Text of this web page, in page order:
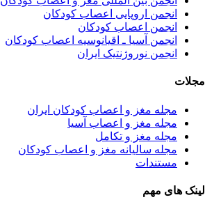
انجمن اروپایی اعصاب کودکان
انجمن اعصاب کودکان
انجمن آسیا ـ اقیانوسیه اعصاب کودکان
انجمن نوروژنتیک ایران
مجلات
مجله مغز و اعصاب کودکان ایران
مجله مغز و اعصاب آسیا
مجله مغز و تکامل
مجله سالیانه مغز و اعصاب کودکان
مستندات
لینک های مهم